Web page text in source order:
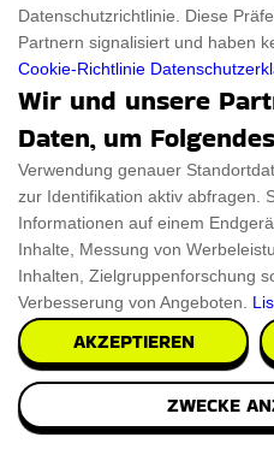
Intelligente Yoga
Wenn Sie zu Hause trainieren
Ihnen Feedback gibt. Jetzt
PRÜFEN SIE ES AUS
Datenschutzrichtlinie. Diese
Partnern signalisiert und haben
Cookie-Richtlinie
Wir und unsere
Daten, um
Verwendung genauer
zur Identifikation aktiv abfragen.
Informationen auf einem
Inhalte, Messung von
Inhalten, Zielgruppenforschung
Verbesserung von Angeboten.
AKZEPTIEREN
ZWECKE